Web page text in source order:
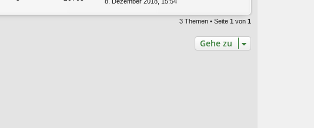
3 Themen • Seite 1 von 1
Gehe zu